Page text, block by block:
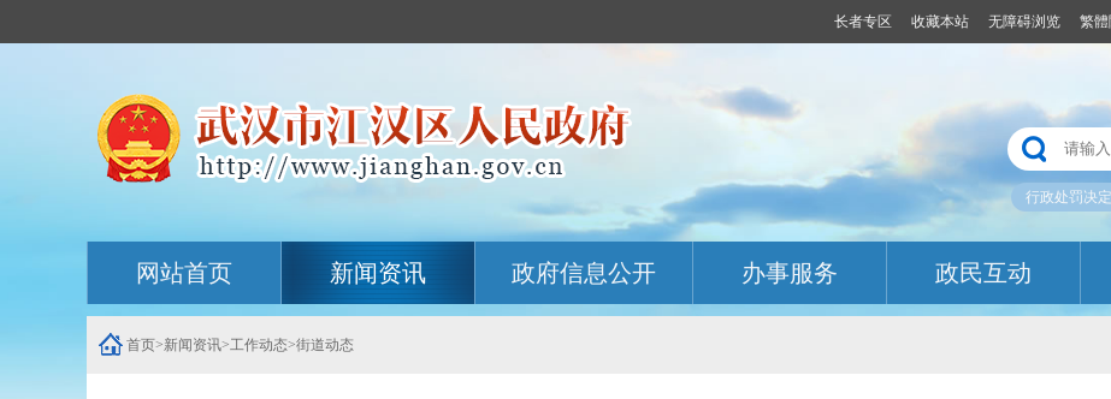
长者专区 收藏本站 无障碍浏览 繁
行政处罚决
导
航
定
网站首页 新闻资讯 政府信息公开 办事服务 政民互动
首页>新闻资讯>工作动态>街道动态